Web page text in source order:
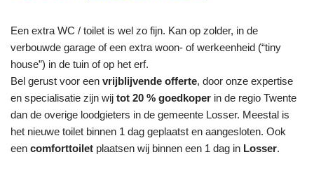
Een extra WC / toilet is wel zo fijn. Kan op zolder, in de
verbouwde garage of een extra woon- of werkeenheid (“tiny
house”) in de tuin of op het erf.
Bel gerust voor een vrijblijvende offerte, door onze expertise
en specialisatie zijn wij tot 20 % goedkoper in de regio Twente
dan de overige loodgieters in de gemeente Losser. Meestal is
het nieuwe toilet binnen 1 dag geplaatst en aangesloten. Ook
een comforttoilet plaatsen wij binnen een 1 dag in Losser.